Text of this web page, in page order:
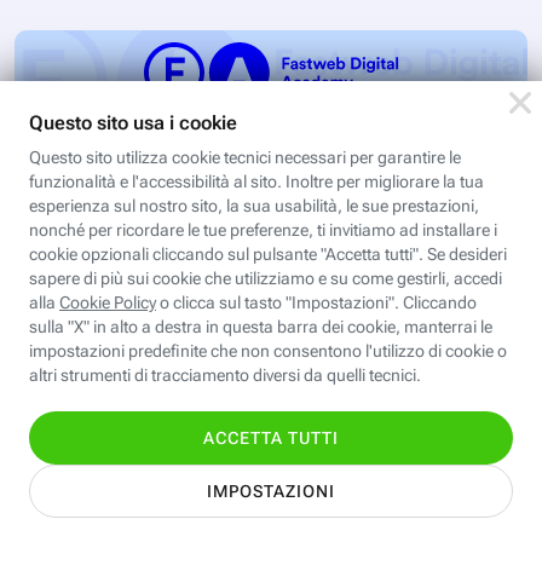
Valentina CAD: Cartamodelli
digitali
Modelli digitali apre le porte alla modellistica
digitale con il software Valentina CAD, free e
open source: partendo dall’esercizio del video…
Iscriviti